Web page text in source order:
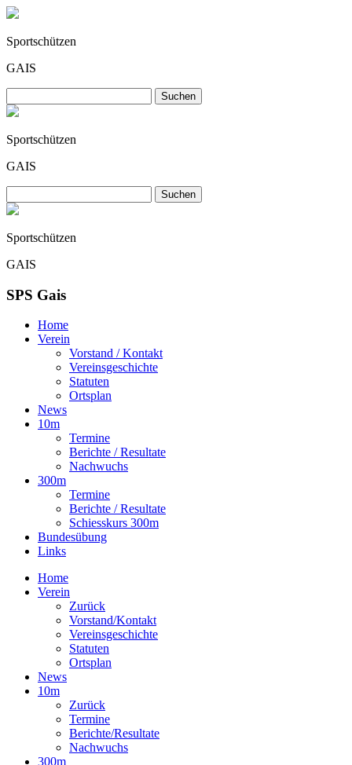
Sportschützen
GAIS
Sportschützen
GAIS
Sportschützen
GAIS
SPS Gais
Home
Verein
Vorstand / Kontakt
Vereinsgeschichte
Statuten
Ortsplan
News
10m
Termine
Berichte / Resultate
Nachwuchs
300m
Termine
Berichte / Resultate
Schiesskurs 300m
Bundesübung
Links
Home
Verein
Zurück
Vorstand/Kontakt
Vereinsgeschichte
Statuten
Ortsplan
News
10m
Zurück
Termine
Berichte/Resultate
Nachwuchs
300m